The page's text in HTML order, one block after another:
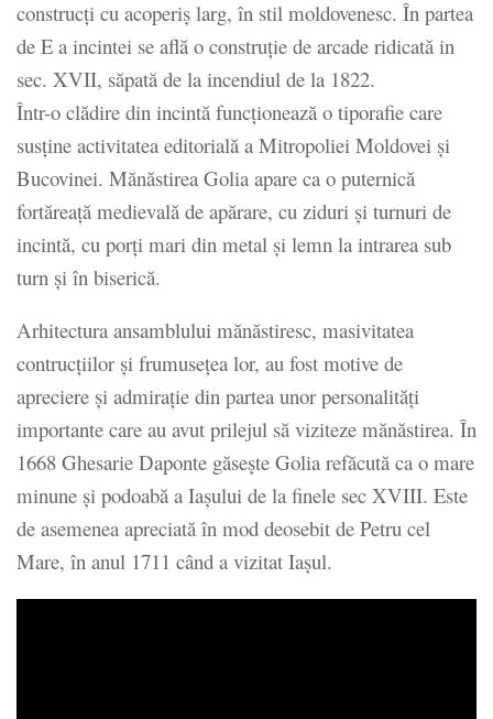
construcți cu acoperiș larg, în stil moldovenesc. În partea
de E a incintei se află o construție de arcade ridicată in
sec. XVII, săpată de la incendiul de la 1822.
Într-o clădire din incintă funcționează o tiporafie care
susține activitatea editorială a Mitropoliei Moldovei și
Bucovinei. Mănăstirea Golia apare ca o puternică
fortăreață medievală de apărare, cu ziduri și turnuri de
incintă, cu porți mari din metal și lemn la intrarea sub
turn și în biserică.
Arhitectura ansamblului mănăstiresc, masivitatea
contrucțiilor și frumusețea lor, au fost motive de
apreciere și admirație din partea unor personalități
importante care au avut prilejul să viziteze mănăstirea. În
1668 Ghesarie Daponte găsește Golia refăcută ca o mare
minune și podoabă a Iașului de la finele sec XVIII. Este
de asemenea apreciată în mod deosebit de Petru cel
Mare, în anul 1711 când a vizitat Iașul.